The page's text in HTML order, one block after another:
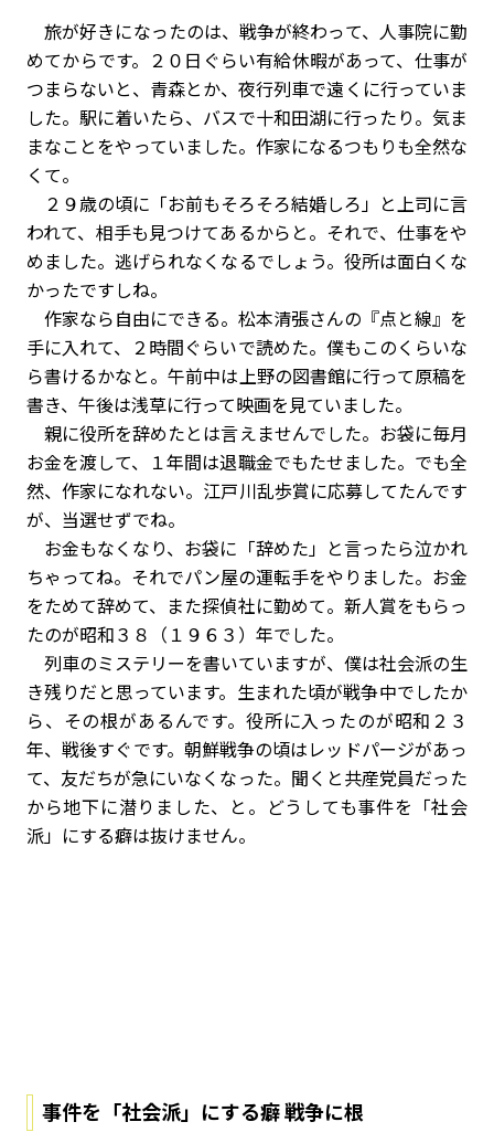
旅が好きになったのは、戦争が終わって、人事院に勤
めてからです。２０日ぐらい有給休暇があって、仕事が
つまらないと、青森とか、夜行列車で遠くに行っていま
した。駅に着いたら、バスで十和田湖に行ったり。気ま
まなことをやっていました。作家になるつもりも全然な
くて。
２９歳の頃に「お前もそろそろ結婚しろ」と上司に言
われて、相手も見つけてあるからと。それで、仕事をや
めました。逃げられなくなるでしょう。役所は面白くな
かったですしね。
作家なら自由にできる。松本清張さんの『点と線』を
手に入れて、２時間ぐらいで読めた。僕もこのくらいな
ら書けるかなと。午前中は上野の図書館に行って原稿を
書き、午後は浅草に行って映画を見ていました。
親に役所を辞めたとは言えませんでした。お袋に毎月
お金を渡して、１年間は退職金でもたせました。でも全
然、作家になれない。江戸川乱歩賞に応募してたんです
が、当選せずでね。
お金もなくなり、お袋に「辞めた」と言ったら泣かれ
ちゃってね。それでパン屋の運転手をやりました。お金
をためて辞めて、また探偵社に勤めて。新人賞をもらっ
たのが昭和３８（１９６３）年でした。
列車のミステリーを書いていますが、僕は社会派の生
き残りだと思っています。生まれた頃が戦争中でしたか
ら、その根があるんです。役所に入ったのが昭和２３
年、戦後すぐです。朝鮮戦争の頃はレッドパージがあっ
て、友だちが急にいなくなった。聞くと共産党員だった
から地下に潜りました、と。どうしても事件を「社会
派」にする癖は抜けません。
事件を「社会派」にする癖 戦争に根